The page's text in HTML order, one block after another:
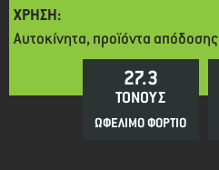
ΧΡΗΣΗ:
Αυτοκίνητα, προϊόντα απόδοσης
27.3
ΤΟΝΟΥΣ
ΩΦΕΛΙΜΟ ΦΟΡΤΙΟ